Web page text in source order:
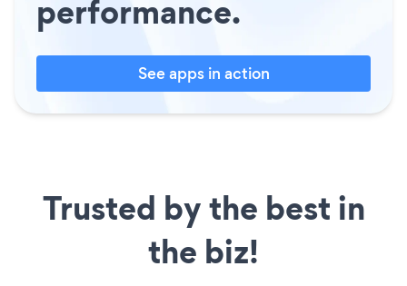
performance.
See apps in action
Trusted by the best in
the biz!